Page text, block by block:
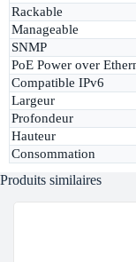
Rackable
Manageable
SNMP
PoE Power over
Compatible IPv6
Largeur
Profondeur
Hauteur
Consommation
Produits similaires